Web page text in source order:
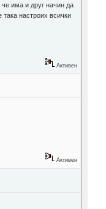
има и друг начин да
настроих всички
Активен
Активен